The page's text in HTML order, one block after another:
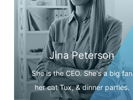
Jina Peterson
She is the CEO. She's a big fan
her cat Tux, & dinner parties.